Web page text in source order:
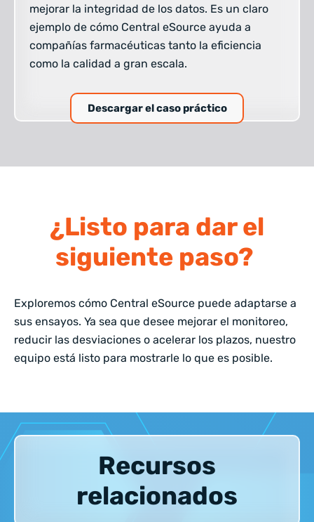
mejorar la integridad de los datos. Es un claro
ejemplo de cómo Central eSource ayuda a
compañías farmacéuticas tanto la eficiencia
como la calidad a gran escala.
Descargar el caso práctico
¿Listo para dar el
siguiente paso?
Exploremos cómo Central eSource puede adaptarse a
sus ensayos. Ya sea que desee mejorar el monitoreo,
reducir las desviaciones o acelerar los plazos, nuestro
equipo está listo para mostrarle lo que es posible.
Recursos
relacionados